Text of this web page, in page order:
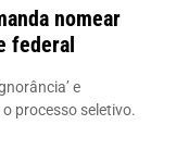
nomear
federal
e
processo seletivo.